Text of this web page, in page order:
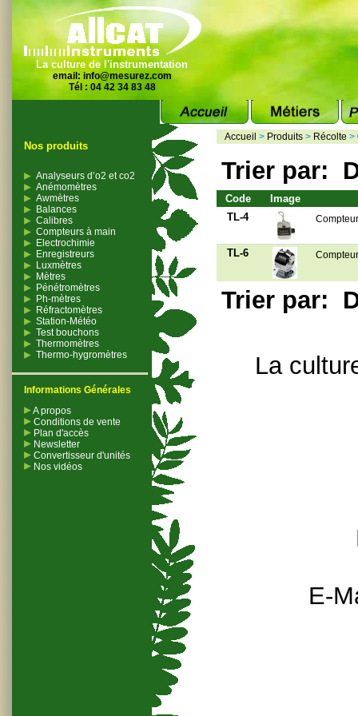
La culture de l'instrumentation
email: info@mesurez.com
Tél : 04 42 34 83 48
Nos produits
Analyseurs d’o2 et co2
Anémomètres
Awmètres
Balances
Calibres
Compteurs à main
Electrochimie
Enregistreurs
Luxmètres
Mètres
Pénétromètres
Ph-mètres
Réfractomètres
Station-Météo
Test bouchons
Thermomètres
Thermo-hygromètres
Informations Générales
A propos
Conditions de vente
Plan d'accès
Newsletter
Convertisseur d'unités
Nos vidéos
Accueil > Produits > Récolte >
Trier par:
Code
Image
TL-4
TL-6
Trier par:
La
E-